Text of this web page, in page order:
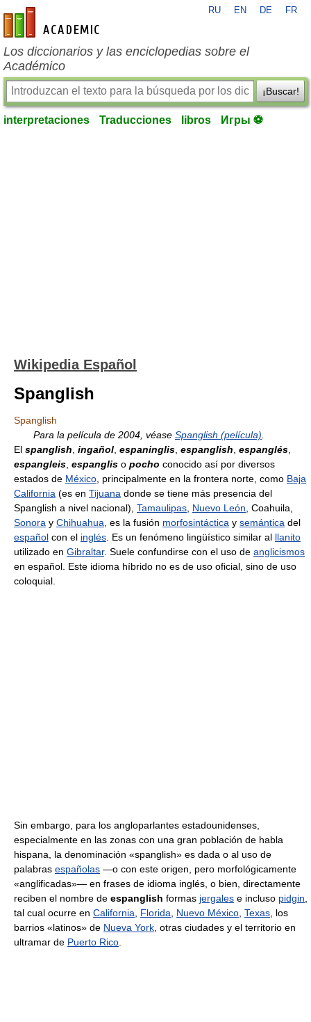
es-academic.com
RU EN DE FR
Los diccionarios y las enciclopedias sobre el
Académico
¡Buscar!
interpretaciones Traducciones libros Игры ⚽
Wikipedia Español
Spanglish
Spanglish
Para la película de 2004, véase Spanglish (película)
El spanglish ingañol espaninglis espanglish espanglés
espangleis espanglis o pocho conocido así por diversos
estados de México , principalmente en la frontera norte, como Baja
California (es en Tijuana donde se tiene más presencia del
Spanglish a nivel nacional), Tamaulipas Nuevo León , Coahuila,
Sonora y Chihuahua , es la fusión morfosintáctica y semántica del
español con el inglés . Es un fenómeno lingüístico similar al llanito
utilizado en Gibraltar. Suele confundirse con el uso de anglicismos
en español. Este idioma híbrido no es de uso oficial, sino de uso
coloquial.
Sin embargo, para los angloparlantes estadounidenses,
especialmente en las zonas con una gran población de habla
hispana, la denominación «spanglish» es dada o al uso de
palabras españolas —o con este origen, pero morfológicamente
«anglificadas»— en frases de idioma inglés, o bien, directamente
reciben el nombre de espanglish formas jergales e incluso pidgin
tal cual ocurre en California Florida Nuevo México Texas , los
barrios «latinos» de Nueva York , otras ciudades y el territorio en
ultramar de Puerto Rico